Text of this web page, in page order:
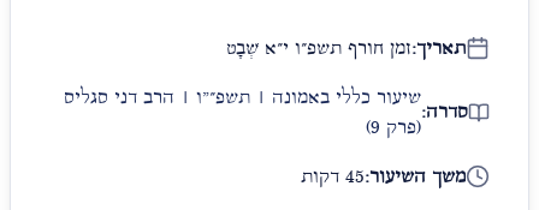
תאריך:זמן חורף תשפ״ו י״א שְׁבָט
סדרה:
שיעור כללי באמונה | תשפ״"ו | הרב דני סגליס
(פרק 9)
משך השיעור:45 דקות